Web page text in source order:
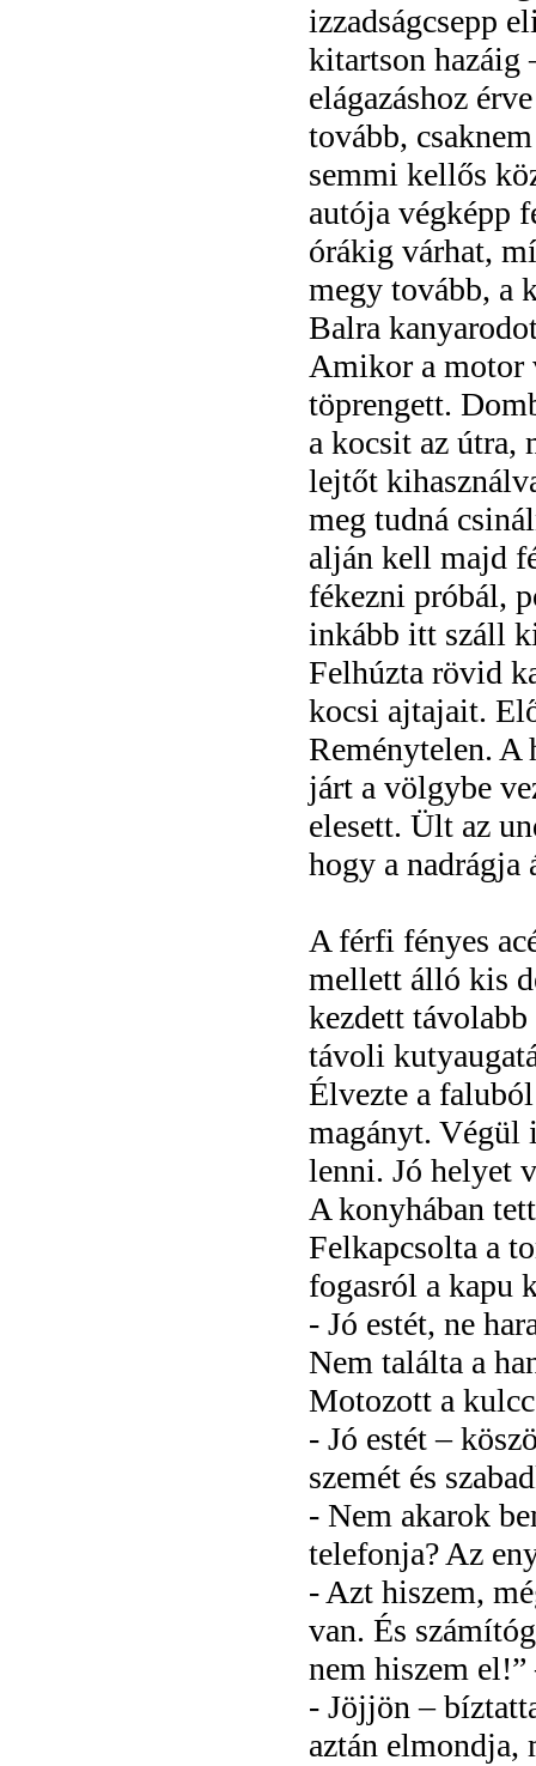
izzadságcsepp
kitartson hazáig
elágazáshoz
tovább,
semmi kellős
autója végképp
órákig várhat,
megy tovább, a
Balra
Amikor a motor
töprengett.
a kocsit az útra,
lejtőt
meg tudná
alján kell majd
fékezni próbál,
inkább itt száll
Felhúzta rövid
kocsi ajtajait.
Reménytelen. A
járt a völgybe
elesett. Ült az
hogy a nadrágja
A férfi fényes
mellett álló kis
kezdett
távoli
Élvezte a
magányt. Végül
lenni. Jó helyet
A konyhában
Felkapcsolta a
fogasról a kapu
- Jó estét, ne
Nem találta a
Motozott a
- Jó estét –
szemét és
- Nem akarok
telefonja? Az
- Azt hiszem,
van. És
nem hiszem
- Jöjjön –
aztán elmondja,